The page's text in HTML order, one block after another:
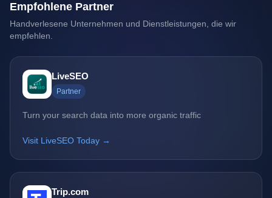
Empfohlene Partner
Handverlesene Unternehmen und Dienstleistungen, die wir
empfehlen.
LiveSEO
Partner
Turn your search data into more organic traffic
Visit LiveSEO Today →
Trip.com